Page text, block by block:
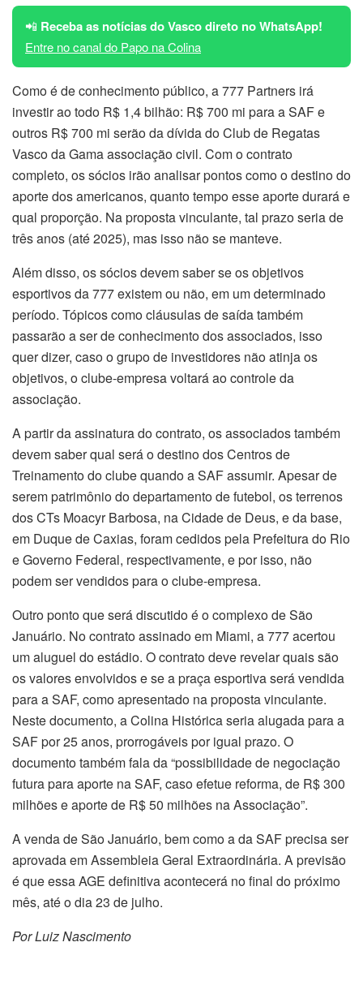
📲 Receba as notícias do Vasco direto no WhatsApp!
Entre no canal do Papo na Colina
Como é de conhecimento público, a 777 Partners irá
investir ao todo R$ 1,4 bilhão: R$ 700 mi para a SAF e
outros R$ 700 mi serão da dívida do Club de Regatas
Vasco da Gama associação civil. Com o contrato
completo, os sócios irão analisar pontos como o destino do
aporte dos americanos, quanto tempo esse aporte durará e
qual proporção. Na proposta vinculante, tal prazo seria de
três anos (até 2025), mas isso não se manteve.
Além disso, os sócios devem saber se os objetivos
esportivos da 777 existem ou não, em um determinado
período. Tópicos como cláusulas de saída também
passarão a ser de conhecimento dos associados, isso
quer dizer, caso o grupo de investidores não atinja os
objetivos, o clube-empresa voltará ao controle da
associação.
A partir da assinatura do contrato, os associados também
devem saber qual será o destino dos Centros de
Treinamento do clube quando a SAF assumir. Apesar de
serem patrimônio do departamento de futebol, os terrenos
dos CTs Moacyr Barbosa, na Cidade de Deus, e da base,
em Duque de Caxias, foram cedidos pela Prefeitura do Rio
e Governo Federal, respectivamente, e por isso, não
podem ser vendidos para o clube-empresa.
Outro ponto que será discutido é o complexo de São
Januário. No contrato assinado em Miami, a 777 acertou
um aluguel do estádio. O contrato deve revelar quais são
os valores envolvidos e se a praça esportiva será vendida
para a SAF, como apresentado na proposta vinculante.
Neste documento, a Colina Histórica seria alugada para a
SAF por 25 anos, prorrogáveis por igual prazo. O
documento também fala da “possibilidade de negociação
futura para aporte na SAF, caso efetue reforma, de R$ 300
milhões e aporte de R$ 50 milhões na Associação”.
A venda de São Januário, bem como a da SAF precisa ser
aprovada em Assembleia Geral Extraordinária. A previsão
é que essa AGE definitiva acontecerá no final do próximo
mês, até o dia 23 de julho.
Por Luiz Nascimento